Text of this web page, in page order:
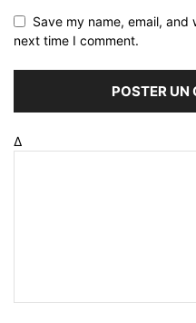
Save my name, email,
next time I comment.
Δ